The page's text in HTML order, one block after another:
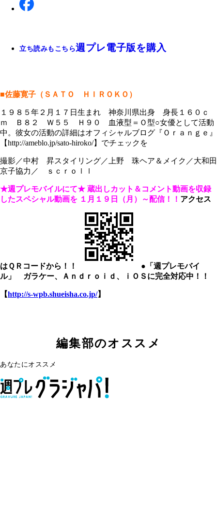
立ち読みもこちら週プレ電子版を購入
■佐藤寛子（ＳＡＴＯ ＨＩＲＯＫＯ）
１９８５年２月１７日生まれ 神奈川県出身 身長１６０ｃ
ｍ Ｂ８２ Ｗ５５ Ｈ９０ 血液型＝Ｏ型○女優として活動
中。彼女の活動の詳細はオフィシャルブログ『Ｏｒａｎｇｅ』
【http://ameblo.jp/sato-hiroko/】でチェックを
撮影／中村 昇スタイリング／上野 珠ヘア＆メイク／大和田
京子協力／ ｓｃｒｏｌｌ
★週プレモバイルにて★ 蔵出しカット＆コメント動画を収録
したスペシャル動画を １月１９日（月）～配信！！ アクセス
はＱＲコードから！！
●「週プレモバイ
ル」 ガラケー、Ａｎｄｒｏｉｄ、ｉＯＳに完全対応中！！
【http://s-wpb.shueisha.co.jp/】
編集部のオススメ
あなたにオススメ